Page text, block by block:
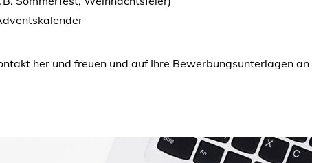
her und freuen und auf Ihre Bewerbungsunterlagen an